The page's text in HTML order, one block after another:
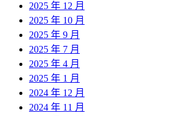
2025 年 12 月
2025 年 10 月
2025 年 9 月
2025 年 7 月
2025 年 4 月
2025 年 1 月
2024 年 12 月
2024 年 11 月